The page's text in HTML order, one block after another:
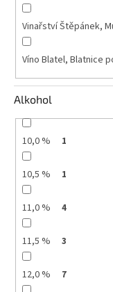
Přihlášení
Vinařství Štěpánek,
Víno Blatel, Blatnice
Alkohol
10,0 % 1
10,5 % 1
11,0 % 4
11,5 % 3
12,0 % 7